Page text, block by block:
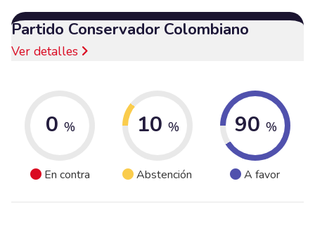
Partido Conservador Colombiano
Ver detalles
0 %
En contra
10 %
Abstención
90 %
A favor